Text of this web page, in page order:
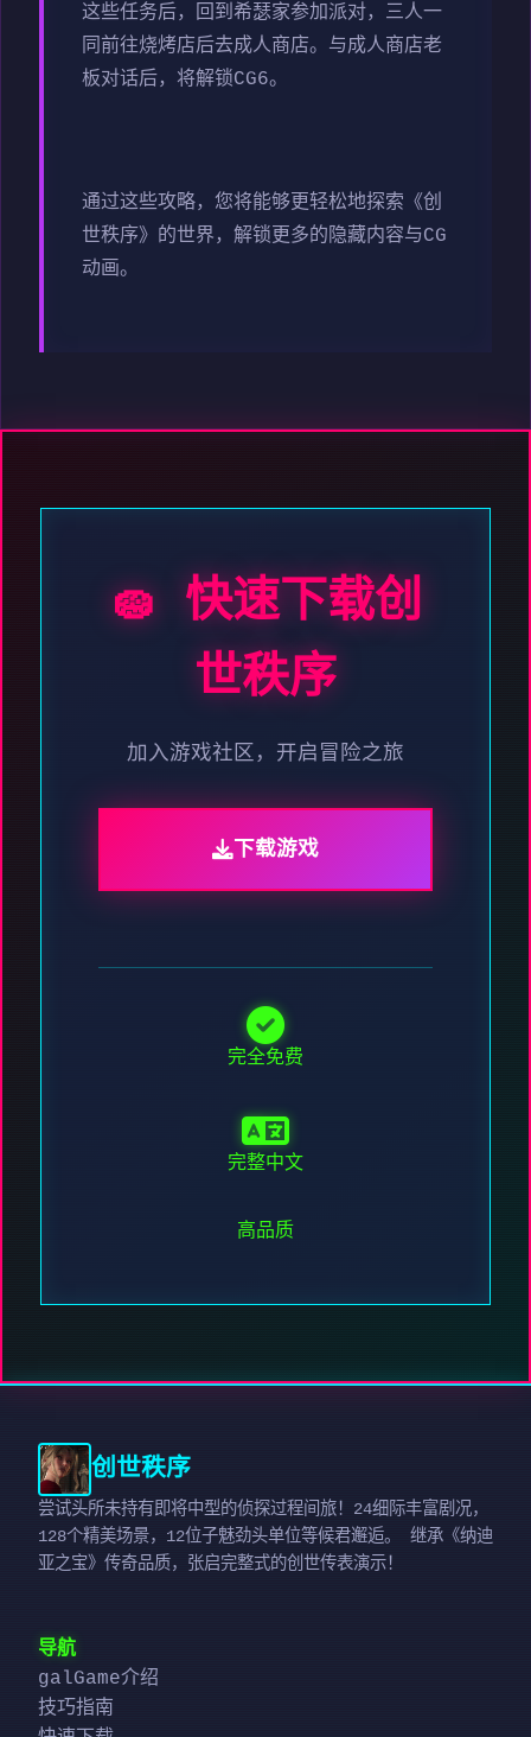
这些任务后，回到希瑟家参加派对，三人一
同前往烧烤店后去成人商店。与成人商店老
板对话后，将解锁CG6。
通过这些攻略，您将能够更轻松地探索《创
世秩序》的世界，解锁更多的隐藏内容与CG
动画。
🧽 快速下载创
世秩序
加入游戏社区，开启冒险之旅
下载游戏
完全免费
完整中文
高品质
创世秩序
尝试头所未持有即将中型的侦探过程间旅！24细际丰富剧况，
128个精美场景，12位子魅劲头单位等候君邂逅。 继承《纳迪
亚之宝》传奇品质，张启完整式的创世传表演示！
导航
galGame介绍
技巧指南